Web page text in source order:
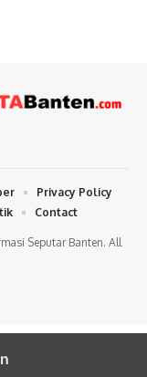
Seputar Banten. All
Privacy Policy
Contact